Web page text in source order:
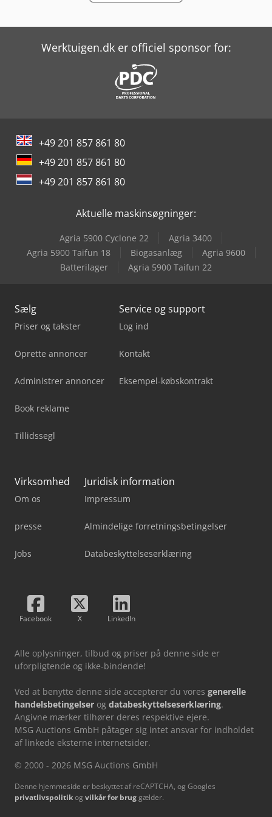
Linde Sideloader
Linde V
Volvo L 90
Werktuigen.dk er officiel sponsor for:
+49 201 857 861 80
+49 201 857 861 80
+49 201 857 861 80
Aktuelle maskinsøgninger:
Agria 5900 Cyclone 22
Agria 3400
Agria 5900 Taifun 18
Biogasanlæg
Agria 9600
Batterilager
Agria 5900 Taifun 22
Sælg
Priser og takster
Oprette annoncer
Administrer annoncer
Book reklame
Tillidssegl
Service og support
Log ind
Kontakt
Eksempel-købskontrakt
Virksomhed
Om os
presse
Jobs
Juridisk information
Impressum
Almindelige forretningsbetingelser
Databeskyttelseserklæring
Facebook X LinkedIn
Alle oplysninger, tilbud og priser på denne side er
uforpligtende og ikke-bindende!
Ved at benytte denne side accepterer du vores generelle
handelsbetingelser og databeskyttelseserklæring.
Angivne mærker tilhører deres respektive ejere.
MSG Auctions GmbH påtager sig intet ansvar for indholdet
af linkede eksterne internetsider.
© 2000 - 2026 MSG Auctions GmbH
Denne hjemmeside er beskyttet af reCAPTCHA, og Googles
privatlivspolitikog vilkår for brug gælder.